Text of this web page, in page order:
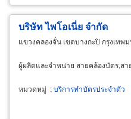
บริษัท ไพโอเนี่ย จำกัด
แขวงคลองจั่น เขตบางกะปิ กรุงเทพ
ผู้ผลิตและจำหน่าย สายคล้องบัตร,ส
หมวดหมู่ :บริการทำบัตรประจำตัว